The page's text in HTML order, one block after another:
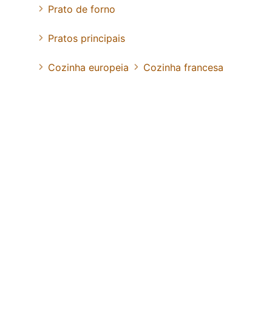
Prato de forno
Pratos principais
Cozinha europeia Cozinha francesa